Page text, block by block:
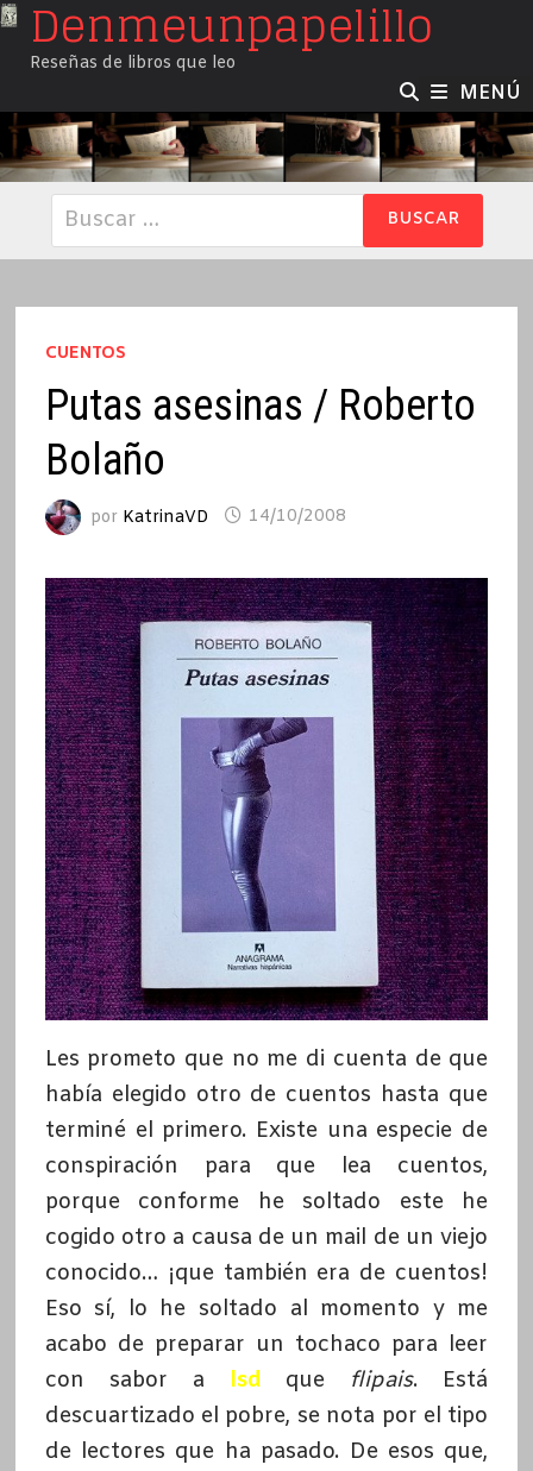
SaltarDenmeunpapelillo
Reseñas de libros que leo
MENÚ
Buscar:
CUENTOS
Putas asesinas / Roberto
Bolaño
por KatrinaVD 14/10/2008
Les prometo que no me di cuenta de que
había elegido otro de cuentos hasta que
terminé el primero. Existe una especie de
conspiración para que lea cuentos,
porque conforme he soltado este he
cogido otro a causa de un mail de un viejo
conocido… ¡que también era de cuentos!
Eso sí, lo he soltado al momento y me
acabo de preparar un tochaco para leer
con sabor a lsdque flipais. Está
descuartizado el pobre, se nota por el tipo
de lectores que ha pasado. De esos que,